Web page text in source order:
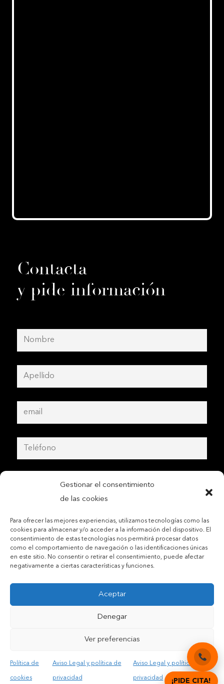
Gestionar el consentimiento
de las cookies
Para ofrecer las mejores experiencias, utilizamos tecnologías como las
cookies para almacenar y/o acceder a la información del dispositivo. El
consentimiento de estas tecnologías nos permitirá procesar datos
como el comportamiento de navegación o las identificaciones únicas
en este sitio. No consentir o retirar el consentimiento, puede afectar
negativamente a ciertas características y funciones.
Aceptar
Denegar
Ver preferencias
Política de
cookies
Aviso Legal y política de
privacidad
Aviso Legal y política de
privacidad
Contacta
y pide información
Acepto las condiciones legales y la política de privacidad
¡PIDE CITA!